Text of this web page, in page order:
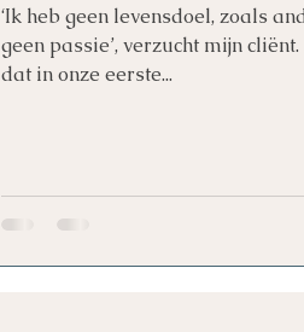
‘Ik heb geen levensdoel, zoals
geen passie’, verzucht mijn
dat in onze eerste...